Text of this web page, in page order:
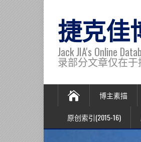
捷克佳
Jack JIA's Online
录部分文章仅在于
博主素描
原创索引(2015-16)